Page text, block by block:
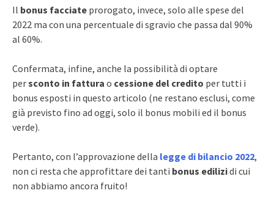
Il bonus facciate prorogato, invece, solo alle spese del
2022 ma con una percentuale di sgravio che passa dal 90%
al 60%.
Confermata, infine, anche la possibilità di optare
persconto in fattura o cessione del credito per tutti i
bonus esposti in questo articolo (ne restano esclusi, come
già previsto fino ad oggi, solo il bonus mobili ed il bonus
verde).
Pertanto, con l’approvazione della legge di bilancio 2022,
non ci resta che approfittare dei tanti bonus edilizidi cui
non abbiamo ancora fruito!